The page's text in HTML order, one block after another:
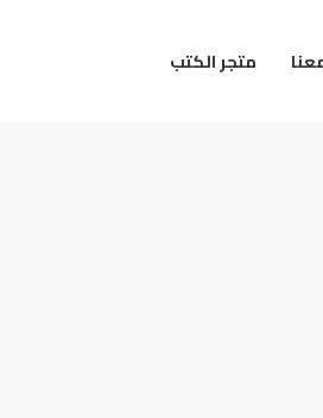
متجر الكتب